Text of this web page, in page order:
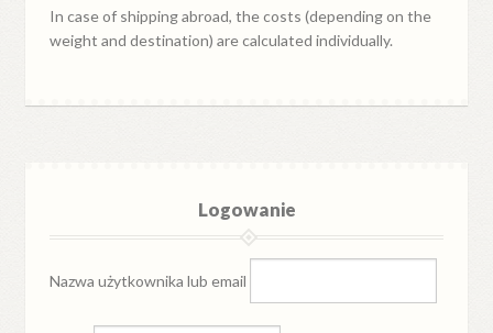
In case of shipping abroad, the costs (depending on the
weight and destination) are calculated individually.
Logowanie
Nazwa użytkownika lub email